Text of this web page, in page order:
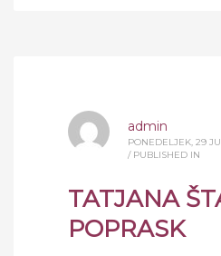
admin
PONEDELJEK, 29
/ PUBLISHED IN
TATJANA
POPRASK